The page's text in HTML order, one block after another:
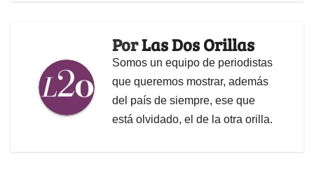
PorLas Dos Orillas
Somos un equipo de periodistas
que queremos mostrar, además
del país de siempre, ese que
está olvidado, el de la otra orilla.